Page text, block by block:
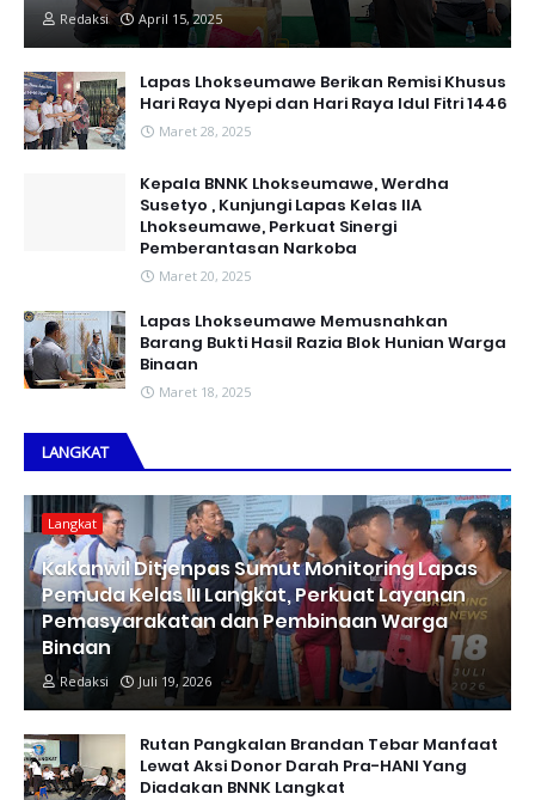
Redaksi April 15, 2025
Lapas Lhokseumawe Berikan Remisi Khusus
Hari Raya Nyepi dan Hari Raya Idul Fitri 1446
Maret 28, 2025
Kepala BNNK Lhokseumawe, Werdha
Susetyo , Kunjungi Lapas Kelas IIA
Lhokseumawe, Perkuat Sinergi
Pemberantasan Narkoba
Maret 20, 2025
Lapas Lhokseumawe Memusnahkan
Barang Bukti Hasil Razia Blok Hunian Warga
Binaan
Maret 18, 2025
LANGKAT
Langkat
Kakanwil Ditjenpas Sumut Monitoring Lapas
Pemuda Kelas III Langkat, Perkuat Layanan
Pemasyarakatan dan Pembinaan Warga
Binaan
Redaksi Juli 19, 2026
Rutan Pangkalan Brandan Tebar Manfaat
Lewat Aksi Donor Darah Pra-HANI Yang
Diadakan BNNK Langkat